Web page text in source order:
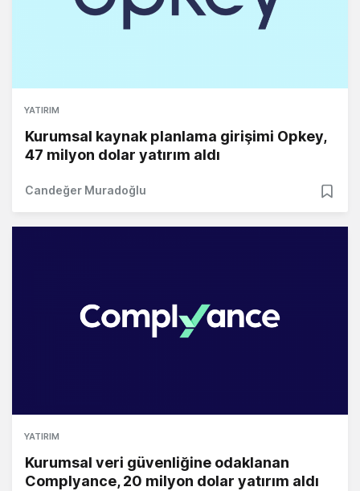
YATIRIM
Kurumsal kaynak planlama girişimi Opkey,
47 milyon dolar yatırım aldı
Candeğer Muradoğlu
YATIRIM
Kurumsal veri güvenliğine odaklanan
Complyance, 20 milyon dolar yatırım aldı